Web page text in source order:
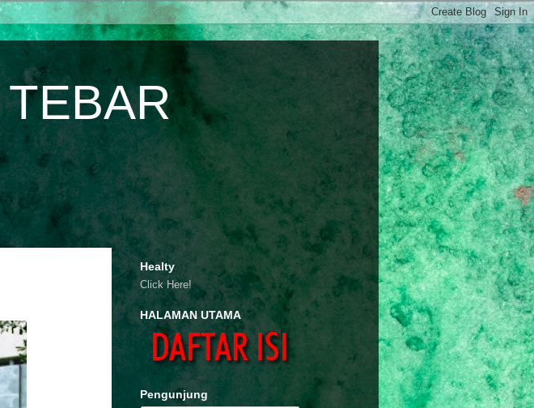
Healty
Click Here!
HALAMAN UTAMA
Pengunjung